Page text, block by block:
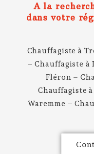
A la
dans votre
Chauffagiste à
–Chauffagiste à
Fléron –
Chauffagiste à
Waremme –